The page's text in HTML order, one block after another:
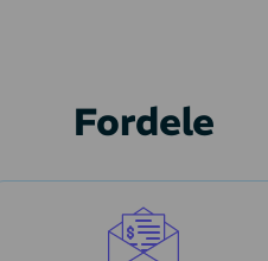
Fordele